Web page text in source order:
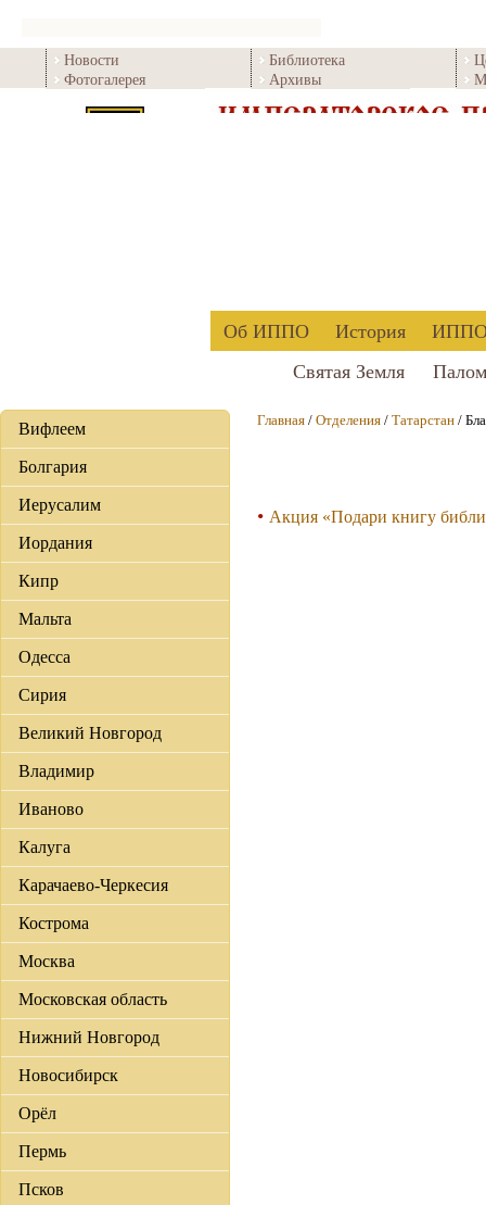
Новости
Фотогалерея
Библиотека
Архивы
Об ИППО История
ИППО
Святая Земля
Вифлеем
Болгария
Иерусалим
Иордания
Кипр
Мальта
Одесса
Сирия
Великий Новгород
Владимир
Иваново
Калуга
Карачаево-Черкесия
Кострома
Москва
Московская область
Нижний Новгород
Новосибирск
Орёл
Пермь
Псков
Главная / Отделения / Татарстан /
Акция «Подари книгу